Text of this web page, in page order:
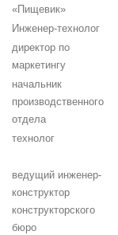
«Пищевик»
Инженер-технолог
директор по
маркетингу
начальник
производственного
отдела
технолог
ведущий инженер-
конструктор
конструкторского
бюро